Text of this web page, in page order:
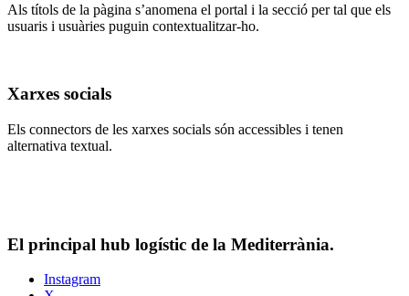
Als títols de la pàgina s’anomena el portal i la secció per tal que els
usuaris i usuàries puguin contextualitzar-ho.
Xarxes socials
Els connectors de les xarxes socials són accessibles i tenen
alternativa textual.
El principal hub logístic de la Mediterrània.
Instagram